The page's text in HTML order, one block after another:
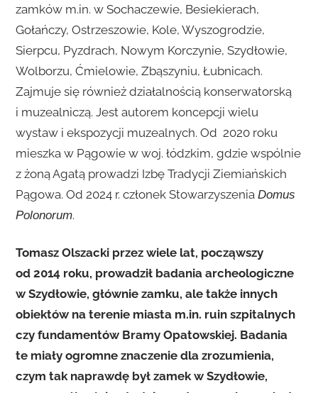
zamków m.in. w Sochaczewie, Besiekierach,
Gołańczy, Ostrzeszowie, Kole, Wyszogrodzie,
Sierpcu, Pyzdrach, Nowym Korczynie, Szydłowie,
Wolborzu, Ćmielowie, Zbąszyniu, Łubnicach.
Zajmuje się również działalnością konserwatorską
i muzealniczą. Jest autorem koncepcji wielu
wystaw i ekspozycji muzealnych. Od 2020 roku
mieszka w Pągowie w woj. łódzkim, gdzie wspólnie
z żoną Agatą prowadzi Izbę Tradycji Ziemiańskich
Pągowa. Od 2024 r. członek Stowarzyszenia Domus
Polonorum.
Tomasz Olszacki przez wiele lat, począwszy
od 2014 roku, prowadził badania archeologiczne
w Szydłowie, głównie zamku, ale także innych
obiektów na terenie miasta m.in. ruin szpitalnych
czy fundamentów Bramy Opatowskiej. Badania
te miały ogromne znaczenie dla zrozumienia,
czym tak naprawdę był zamek w Szydłowie,